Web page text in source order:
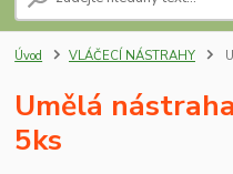
Úvod VLÁČECÍ NÁSTRAHY
Umělá
5ks